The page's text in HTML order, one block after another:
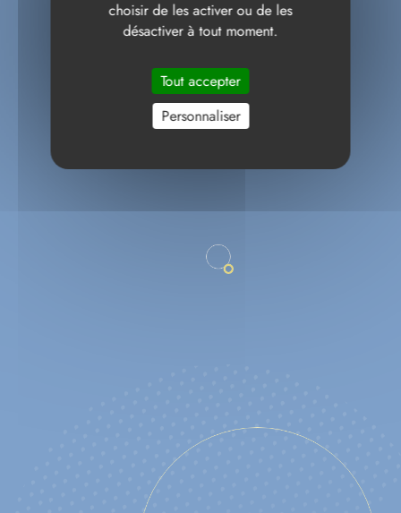
choisir de les activer ou de les
désactiver à tout moment.
Tout accepter
Personnaliser